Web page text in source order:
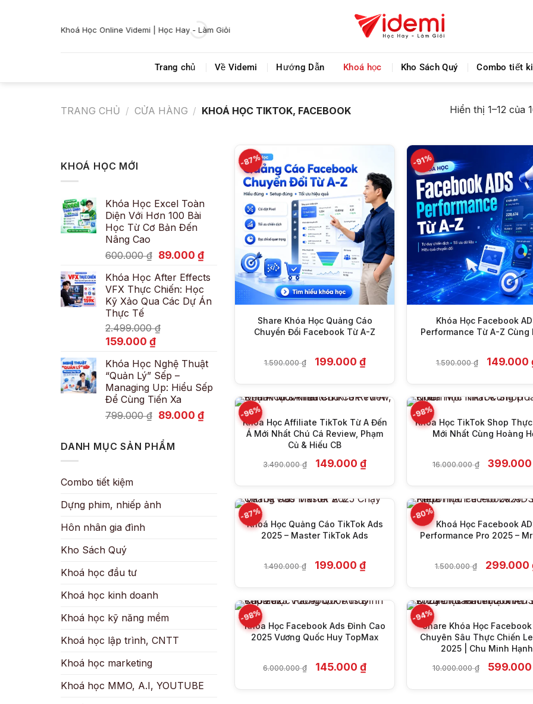
Khoá Học Online Videmi | Học Hay - Làm Giỏi Videmi giúp bạn học tiết kiệm và tiến bộ hơn mỗi
Trang chủ Về Videmi Hướng Dẫn Khoá học Kho Sách Quý Combo tiết
TRANG CHỦ / CỬA HÀNG / KHOÁ HỌC TIKTOK, FACEBOOK Hiển thị 1–12 của
KHOÁ HỌC MỚI
Khóa Học Excel Toàn
Diện Với Hơn 100 Bài
Học Từ Cơ Bản Đến
Nâng Cao
600.000₫ Giá
là:
600.000 ₫.
89.000 ₫Giá
tại
là:
89.000 ₫.
Khóa Học After Effects
VFX Thực Chiến: Học
Kỹ Xảo Qua Các Dự Án
Thực Tế
2.499.000₫
Giá
là:
2.499.000 ₫.
159.000 ₫Giá
tại
là:
159.000 ₫.
Khóa Học Nghệ Thuật
“Quản Lý” Sếp –
Managing Up: Hiểu Sếp
Để Cùng Tiến Xa
799.000₫ Giá
là:
799.000 ₫.
89.000 ₫Giá
DANH MỤC SẢN PHẨM
Combo tiết kiệm
Dựng phim, nhiếp ảnh
Hôn nhân gia đình
Kho Sách Quý
Khoá học đầu tư
Khoá học kinh doanh
Khoá học kỹ năng mềm
Khoá học lập trình, CNTT
Khoá học marketing
Khoá học MMO, A.I, YOUTUBE
-87%
+
Share Khóa Học Quảng Cáo
Chuyển Đổi Facebook Từ A-Z
1.590.000₫ Giá
gốc
199.000 ₫Giá
hiện
199.000 ₫.
-91%
+
Khóa Học Facebook
Performance Từ A-Z Cùng
1.590.000₫ Giá
gốc
149.000
-96%
+
Khóa Học Affiliate TikTok Từ A Đến
Á Mới Nhất Chú Cá Review, Phạm
Củ & Hiếu CB
3.490.000₫ Giá
gốc
149.000₫Giá
149.000 ₫.
-98%
+
Khóa Học TikTok Shop
Mới Nhất Cùng Hoàng
16.000.000₫ Giá
gốc
-87%
+
Khoá Học Quảng Cáo TikTok Ads
2025 – Master TikTok Ads
1.490.000₫ Giá
gốc
199.000 ₫Giá
hiện
199.000 ₫.
-80%
+
Khoá Học Facebook
Performance Pro 2025 –
1.500.000₫ Giá
gốc
299.000
-98%
+
Khóa Học Facebook Ads Đỉnh Cao
2025 Vương Quốc Huy TopMax
6.000.000₫ Giá
gốc
145.000₫Giá
-94%
+
Share Khóa Học Facebook
Chuyên Sâu Thực Chiến
2025 | Chu Minh Hạnh
10.000.000₫ Giá
gốc